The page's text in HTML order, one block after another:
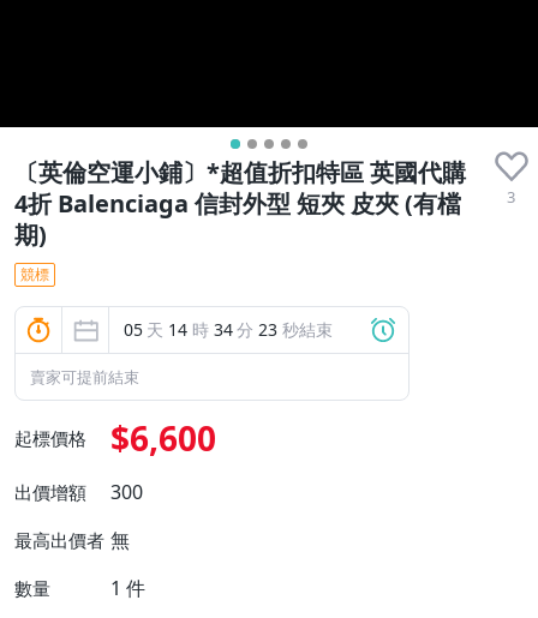
〔英倫空運小鋪〕*超值折扣特區 英國代購
4折 Balenciaga 信封外型 短夾 皮夾 (有檔
期)
3
競標
05 天 14 時 34分 22 秒結束
賣家可提前結束
起標價格 $6,600
出價增額 300
最高出價者 無
數量 1 件